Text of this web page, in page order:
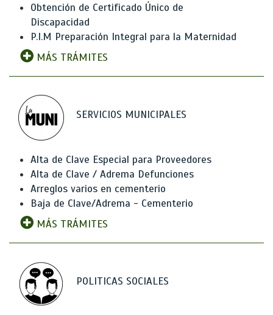
Obtención de Certificado Único de
Discapacidad
P.I.M Preparación Integral para la Maternidad
MÁS TRÁMITES
SERVICIOS MUNICIPALES
Alta de Clave Especial para Proveedores
Alta de Clave / Adrema Defunciones
Arreglos varios en cementerio
Baja de Clave/Adrema - Cementerio
MÁS TRÁMITES
POLITICAS SOCIALES